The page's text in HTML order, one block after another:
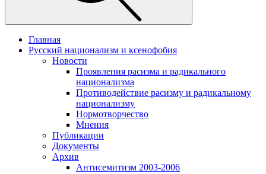
Главная
Русский национализм и ксенофобия
Новости
Проявления расизма и радикального
национализма
Противодействие расизму и радикальному
национализму
Нормотворчество
Мнения
Публикации
Документы
Архив
Антисемитизм 2003-2006